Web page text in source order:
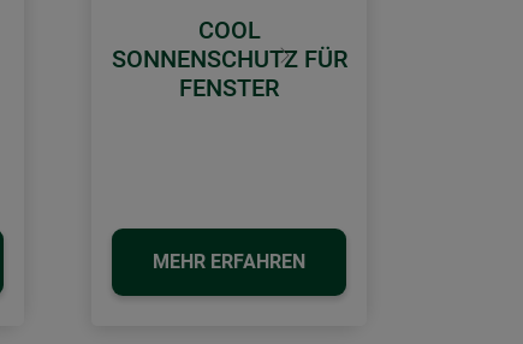
COOL
SONNENSCHUTZ FÜR
FENSTER
MEHR ERFAHREN
Weiter